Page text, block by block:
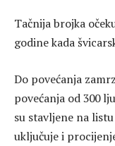
Tačnija brojka
godine kada
Do povećanja
povećanja od 300
su stavljene na
uključuje i